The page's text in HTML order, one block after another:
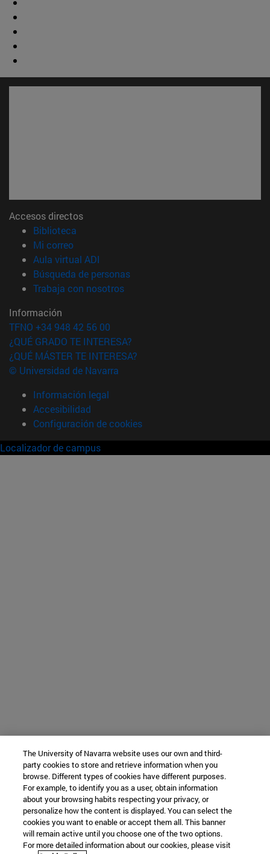
Accesos directos
Biblioteca
Mi correo(abre en nueva ventana)
Aula virtual ADI
Búsqueda de personas(abre en nueva ventana)
Trabaja con nosotros(abre en nueva ventana)
Información
TFNO +34 948 42 56 00
¿QUÉ GRADO TE INTERESA?
¿QUÉ MÁSTER TE INTERESA?
© Universidad de Navarra
Información legal
Accesibilidad
Configuración de cookies
Localizador de campus
The University of Navarra website uses our own and third-
party cookies to store and retrieve information when you
browse. Different types of cookies have different purposes.
For example, to identify you as a user, obtain information
about your browsing habits respecting your privacy, or
personalize how the content is displayed. You can select the
cookies you want to enable or accept them all. This banner
will remain active until you choose one of the two options.
For more detailed information about our cookies, please visit